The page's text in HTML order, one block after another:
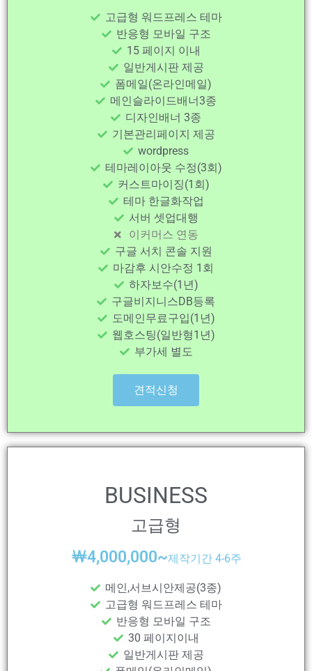
고급형 워드프레스 테마
반응형 모바일 구조
15 페이지 이내
일반게시판 제공
폼메일(온라인메일)
메인슬라이드배너3종
디자인배너 3종
기본관리페이지 제공
wordpress
테마레이아웃 수정(3회)
커스트마이징(1회)
테마 한글화작업
서버 셋업대행
이커머스 연동
구글 서치 콘솔 지원
마감후 시안수정 1회
하자보수(1년)
구글비지니스DB등록
도메인무료구입(1년)
웹호스팅(일반형1년)
부가세 별도
견적신청
BUSINESS
고급형
￦4,000,000~제작기간 4-6주
메인,서브시안제공(3종)
고급형 워드프레스 테마
반응형 모바일 구조
30 페이지이내
일반게시판 제공